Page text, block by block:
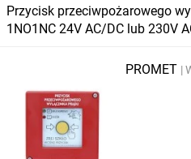
Przycisk przeciwpożarowego
1NO1NC 24V AC/DC lub 230V
PROMET